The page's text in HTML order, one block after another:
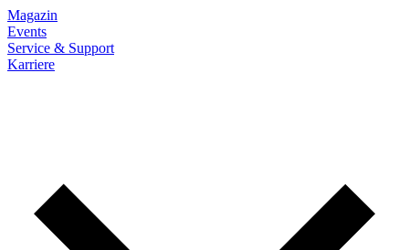
Magazin
Events
Service & Support
Karriere